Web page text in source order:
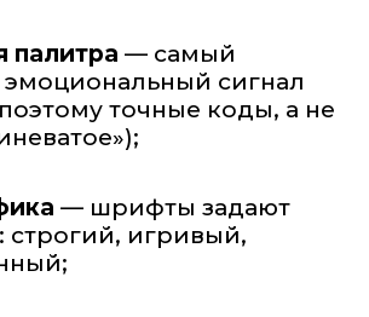
палитра — самый
сигнал
точные коды, а не
— шрифты задают
строгий, игривый,